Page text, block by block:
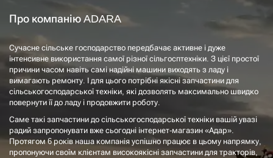
Про компанію ADARA
Сучасне сільське господарство передбачає активне і дуже
інтенсивне використання самої різної сільгосптехніки. З цієї простої
причини часом навіть самі надійні машини виходять з ладу і
вимагають ремонту. І для цього потрібні якісні запчастини для
сільськогосподарської техніки, які дозволять максимально швидко
повернути її до ладу і продовжити роботу.
Саме такі запчастини до сільськогосподарської техніки вашій увазі
радий запропонувати вже сьогодні інтернет-магазин «Адар».
Протягом 6 років наша компанія успішно працює в цьому напрямку,
пропонуючи своїм клієнтам високоякісні запчастини для тракторів,